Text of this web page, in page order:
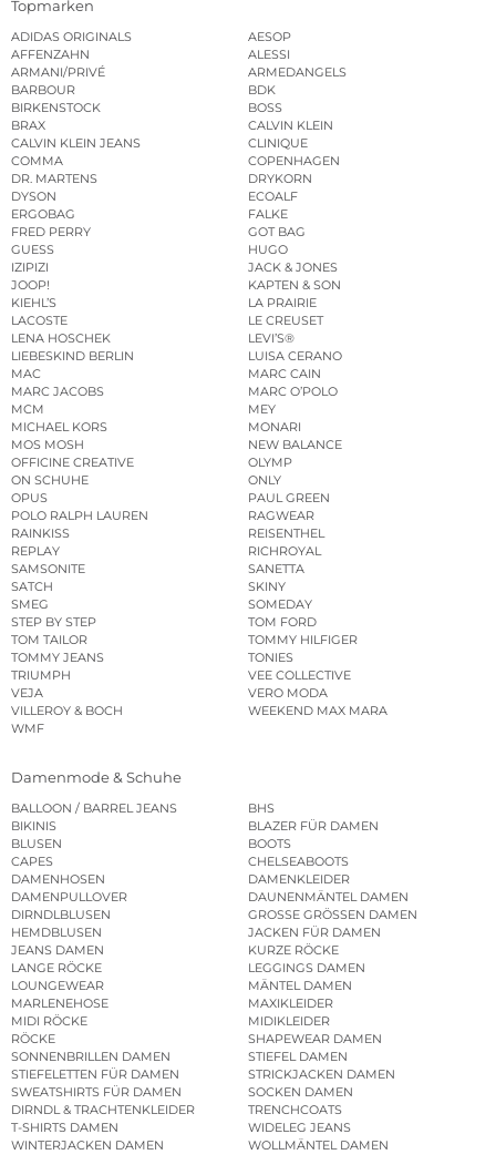
Topmarken
ADIDAS ORIGINALS
AESOP
AFFENZAHN
ALESSI
ARMANI/PRIVÉ
ARMEDANGELS
BARBOUR
BDK
BIRKENSTOCK
BOSS
BRAX
CALVIN KLEIN
CALVIN KLEIN JEANS
CLINIQUE
COMMA
COPENHAGEN
DR. MARTENS
DRYKORN
DYSON
ECOALF
ERGOBAG
FALKE
FRED PERRY
GOT BAG
GUESS
HUGO
IZIPIZI
JACK & JONES
JOOP!
KAPTEN & SON
KIEHL’S
LA PRAIRIE
LACOSTE
LE CREUSET
LENA HOSCHEK
LEVI’S®
LIEBESKIND BERLIN
LUISA CERANO
MAC
MARC CAIN
MARC JACOBS
MARC O’POLO
MCM
MEY
MICHAEL KORS
MONARI
MOS MOSH
NEW BALANCE
OFFICINE CREATIVE
OLYMP
ON SCHUHE
ONLY
OPUS
PAUL GREEN
POLO RALPH LAUREN
RAGWEAR
RAINKISS
REISENTHEL
REPLAY
RICHROYAL
SAMSONITE
SANETTA
SATCH
SKINY
SMEG
SOMEDAY
STEP BY STEP
TOM FORD
TOM TAILOR
TOMMY HILFIGER
TOMMY JEANS
TONIES
TRIUMPH
VEE COLLECTIVE
VEJA
VERO MODA
VILLEROY & BOCH
WEEKEND MAX MARA
WMF
Damenmode & Schuhe
BALLOON / BARREL JEANS
BHS
BIKINIS
BLAZER FÜR DAMEN
BLUSEN
BOOTS
CAPES
CHELSEABOOTS
DAMENHOSEN
DAMENKLEIDER
DAMENPULLOVER
DAUNENMÄNTEL DAMEN
DIRNDLBLUSEN
GROSSE GRÖSSEN DAMEN
HEMDBLUSEN
JACKEN FÜR DAMEN
JEANS DAMEN
KURZE RÖCKE
LANGE RÖCKE
LEGGINGS DAMEN
LOUNGEWEAR
MÄNTEL DAMEN
MARLENEHOSE
MAXIKLEIDER
MIDI RÖCKE
MIDIKLEIDER
RÖCKE
SHAPEWEAR DAMEN
SONNENBRILLEN DAMEN
STIEFEL DAMEN
STIEFELETTEN FÜR DAMEN
STRICKJACKEN DAMEN
SWEATSHIRTS FÜR DAMEN
SOCKEN DAMEN
DIRNDL & TRACHTENKLEIDER
TRENCHCOATS
T-SHIRTS DAMEN
WIDELEG JEANS
WINTERJACKEN DAMEN
WOLLMÄNTEL DAMEN